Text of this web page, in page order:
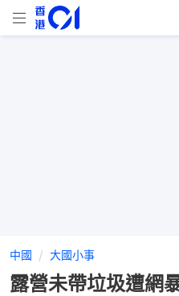
中國 大國小事
露營未帶垃圾遭網